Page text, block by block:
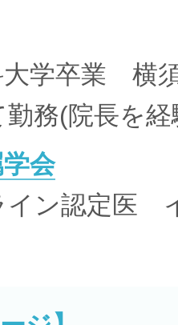
大学卒業 横
務(院長を経
会
イン認定医